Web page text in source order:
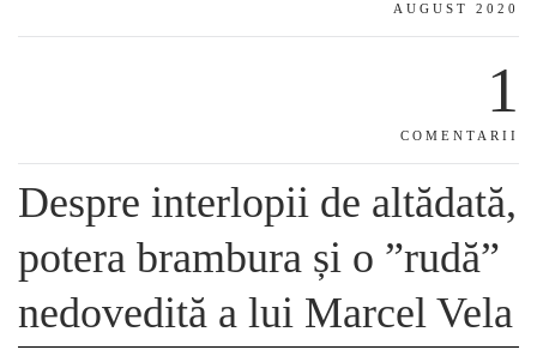
AUGUST 2020
1
COMENTARII
Despre interlopii de altădată,
potera brambura și o ”rudă”
nedovedită a lui Marcel Vela